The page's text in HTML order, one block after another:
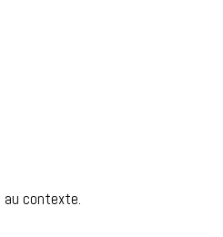
au contexte.